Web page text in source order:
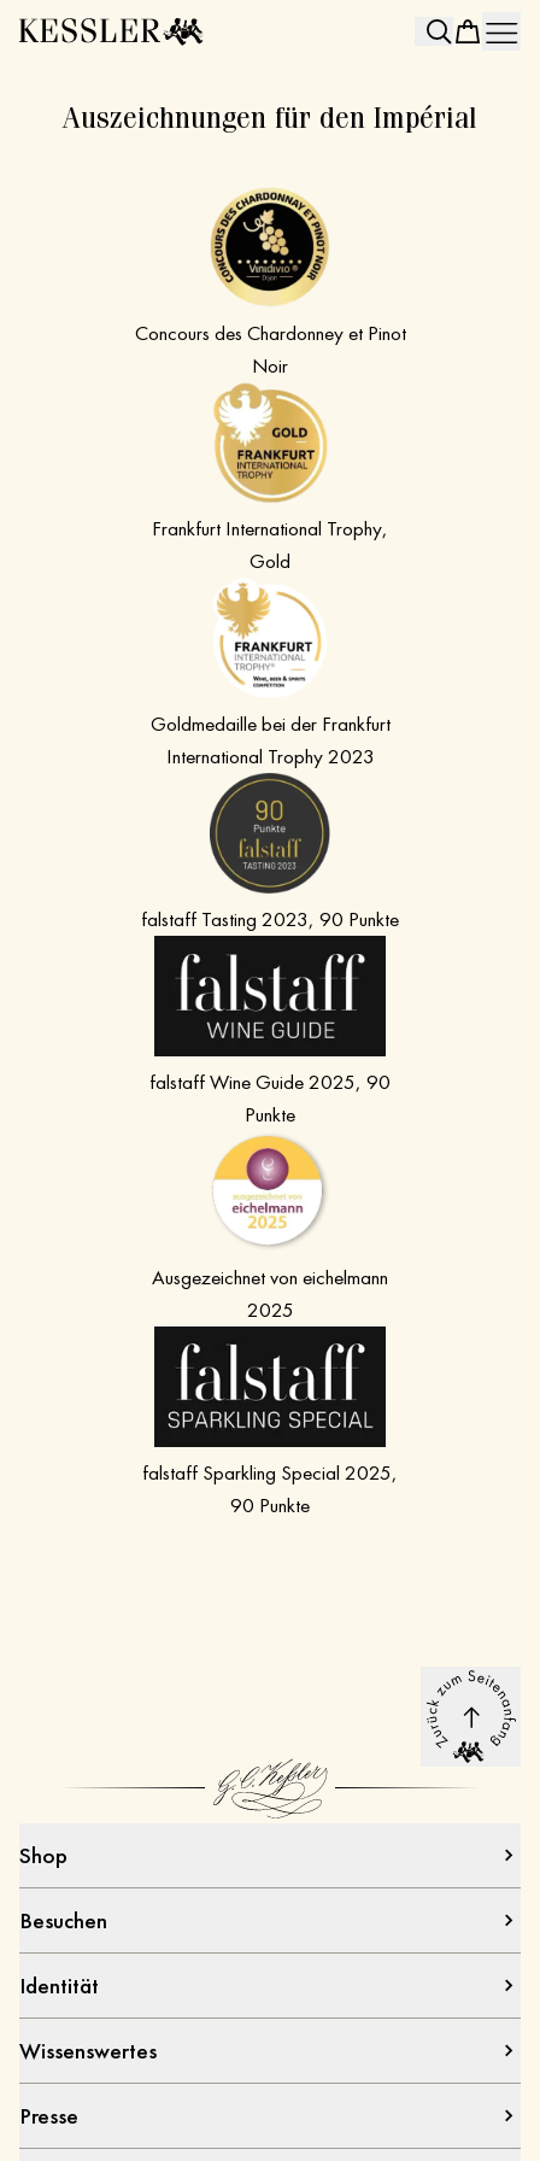
Search
Auszeichnungen für den Impérial
Concours des Chardonney et Pinot
Noir
Frankfurt International Trophy,
Gold
Goldmedaille bei der Frankfurt
International Trophy 2023
falstaff Tasting 2023, 90 Punkte
falstaff Wine Guide 2025, 90
Punkte
Ausgezeichnet von eichelmann
2025
falstaff Sparkling Special 2025,
90 Punkte
Shop
Besuchen
Identität
Wissenswertes
Presse